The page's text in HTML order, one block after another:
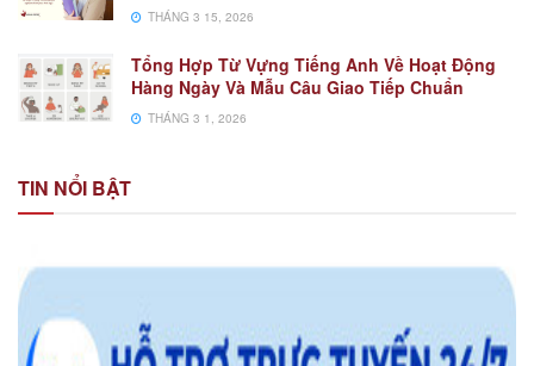
THÁNG 3 15, 2026
Tổng Hợp Từ Vựng Tiếng Anh Về Hoạt Động
Hàng Ngày Và Mẫu Câu Giao Tiếp Chuẩn
THÁNG 3 1, 2026
TIN NỔI BẬT